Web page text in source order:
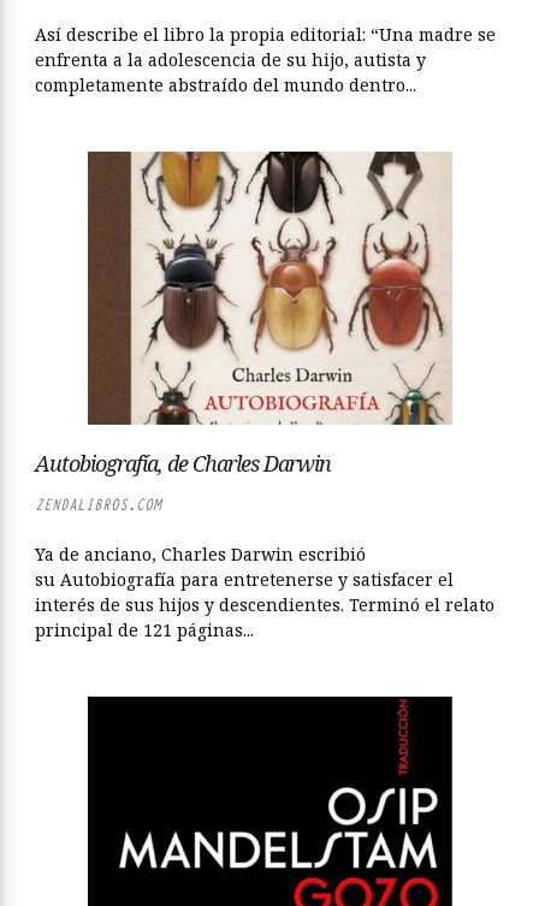
Así describe el libro la propia editorial: “Una madre se
enfrenta a la adolescencia de su hijo, autista y
completamente abstraído del mundo dentro...
Autobiografía, de Charles Darwin
ZENDALIBROS.COM
Ya de anciano, Charles Darwin escribió
su Autobiografía para entretenerse y satisfacer el
interés de sus hijos y descendientes. Terminó el relato
principal de 121 páginas...